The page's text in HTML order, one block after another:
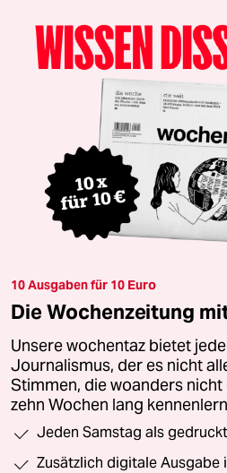
10 Ausgaben für 10 Euro
Die Wochenzeitung
Unsere wochentaz bietet
Journalismus, der es nicht
Stimmen, die woanders
zehn Wochen lang
Jeden Samstag als
Zusätzlich digitale Ausgabe